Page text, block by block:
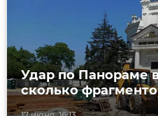
Удар по Панораме
сколько